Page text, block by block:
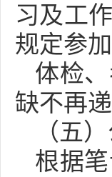
习及工
规定参
体检
缺不再递
（五
根据